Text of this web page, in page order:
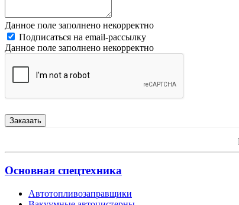
Данное поле заполнено некорректно
Подписаться на email-рассылку
Данное поле заполнено некорректно
Основная спецтехника
Автотопливозаправщики